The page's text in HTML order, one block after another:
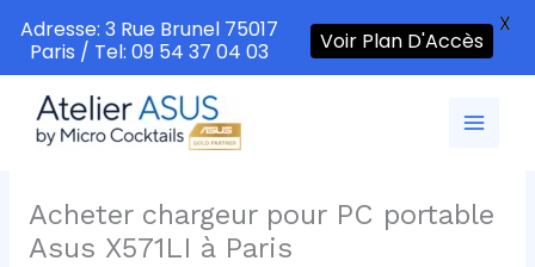
contenu
Acheter chargeur pour PC portable
Asus X571LI à Paris
Adresse: 3 Rue Brunel 75017
Paris / Tel: 09 54 37 04 03
Voir Plan D'Accès
X